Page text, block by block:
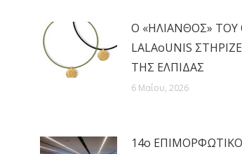
Ο «ΗΛΙΑΝΘΟΣ» ΤΟΥ
LALAoUNIS
ΤΗΣ ΕΛΠΙΔΑΣ
6 Μαΐου, 2026
14ο ΕΠΙΜΟΡΦΩΤΙΚΟ